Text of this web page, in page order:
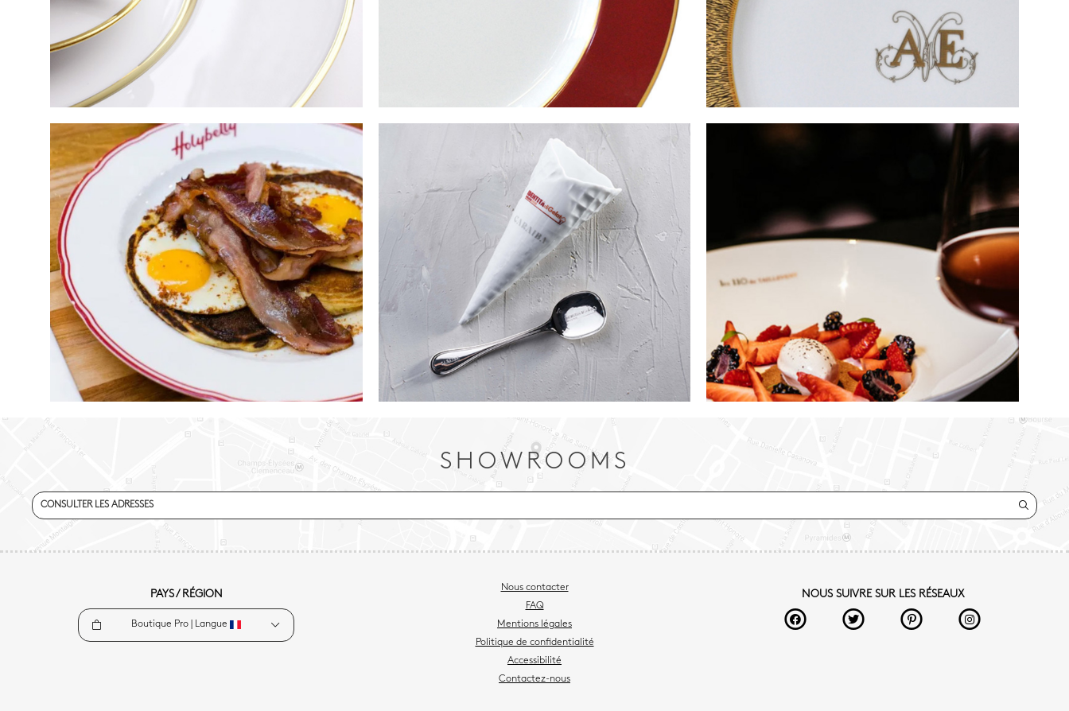
SHOWROOMS
CONSULTER LES ADRESSES
PAYS / RÉGION
Boutique Pro | Langue
Nous contacter
FAQ
Mentions légales
Politique de confidentialité
Accessibilité
Contactez-nous
NOUS SUIVRE SUR LES RÉSEAUX